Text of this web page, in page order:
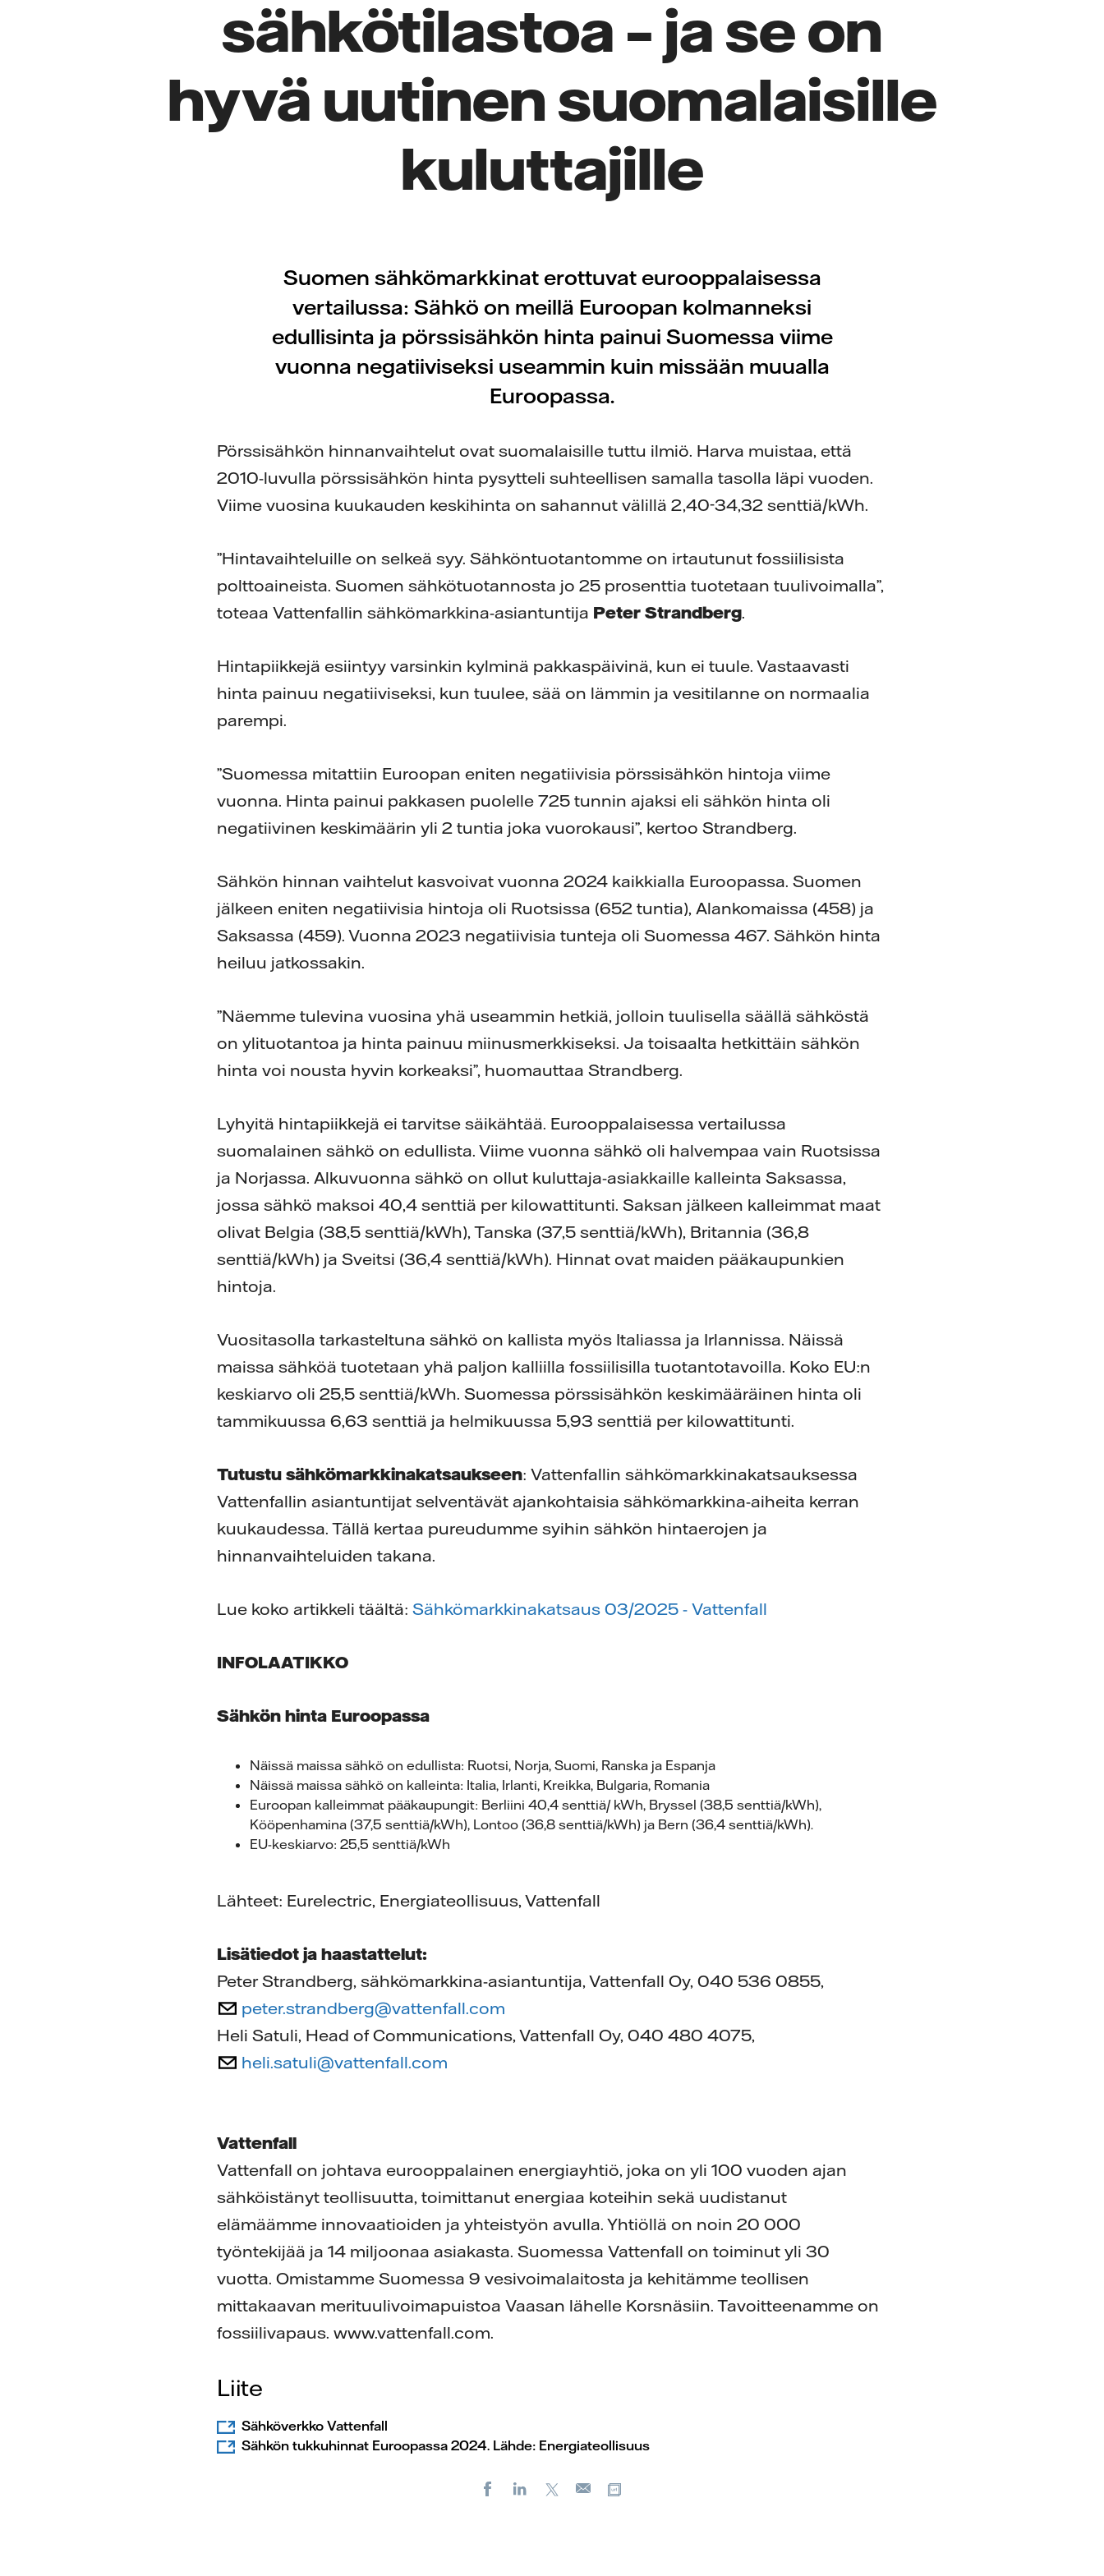
sähkötilastoa – ja se on
hyvä uutinen suomalaisille
kuluttajille
Suomen sähkömarkkinat erottuvat eurooppalaisessa
vertailussa: Sähkö on meillä Euroopan kolmanneksi
edullisinta ja pörssisähkön hinta painui Suomessa viime
vuonna negatiiviseksi useammin kuin missään muualla
Euroopassa.
Pörssisähkön hinnanvaihtelut ovat suomalaisille tuttu ilmiö. Harva muistaa, että
2010-luvulla pörssisähkön hinta pysytteli suhteellisen samalla tasolla läpi vuoden.
Viime vuosina kuukauden keskihinta on sahannut välillä 2,40-34,32 senttiä/kWh.
”Hintavaihteluille on selkeä syy. Sähköntuotantomme on irtautunut fossiilisista
polttoaineista. Suomen sähkötuotannosta jo 25 prosenttia tuotetaan tuulivoimalla”,
toteaa Vattenfallin sähkömarkkina-asiantuntija Peter Strandberg.
Hintapiikkejä esiintyy varsinkin kylminä pakkaspäivinä, kun ei tuule. Vastaavasti
hinta painuu negatiiviseksi, kun tuulee, sää on lämmin ja vesitilanne on normaalia
parempi.
”Suomessa mitattiin Euroopan eniten negatiivisia pörssisähkön hintoja viime
vuonna. Hinta painui pakkasen puolelle 725 tunnin ajaksi eli sähkön hinta oli
negatiivinen keskimäärin yli 2 tuntia joka vuorokausi”, kertoo Strandberg.
Sähkön hinnan vaihtelut kasvoivat vuonna 2024 kaikkialla Euroopassa. Suomen
jälkeen eniten negatiivisia hintoja oli Ruotsissa (652 tuntia), Alankomaissa (458) ja
Saksassa (459). Vuonna 2023 negatiivisia tunteja oli Suomessa 467. Sähkön hinta
heiluu jatkossakin.
”Näemme tulevina vuosina yhä useammin hetkiä, jolloin tuulisella säällä sähköstä
on ylituotantoa ja hinta painuu miinusmerkkiseksi. Ja toisaalta hetkittäin sähkön
hinta voi nousta hyvin korkeaksi”, huomauttaa Strandberg.
Lyhyitä hintapiikkejä ei tarvitse säikähtää. Eurooppalaisessa vertailussa
suomalainen sähkö on edullista. Viime vuonna sähkö oli halvempaa vain Ruotsissa
ja Norjassa. Alkuvuonna sähkö on ollut kuluttaja-asiakkaille kalleinta Saksassa,
jossa sähkö maksoi 40,4 senttiä per kilowattitunti. Saksan jälkeen kalleimmat maat
olivat Belgia (38,5 senttiä/kWh), Tanska (37,5 senttiä/kWh), Britannia (36,8
senttiä/kWh) ja Sveitsi (36,4 senttiä/kWh). Hinnat ovat maiden pääkaupunkien
hintoja.
Vuositasolla tarkasteltuna sähkö on kallista myös Italiassa ja Irlannissa. Näissä
maissa sähköä tuotetaan yhä paljon kalliilla fossiilisilla tuotantotavoilla. Koko EU:n
keskiarvo oli 25,5 senttiä/kWh. Suomessa pörssisähkön keskimääräinen hinta oli
tammikuussa 6,63 senttiä ja helmikuussa 5,93 senttiä per kilowattitunti.
Tutustu sähkömarkkinakatsaukseen: Vattenfallin sähkömarkkinakatsauksessa
Vattenfallin asiantuntijat selventävät ajankohtaisia sähkömarkkina-aiheita kerran
kuukaudessa. Tällä kertaa pureudumme syihin sähkön hintaerojen ja
hinnanvaihteluiden takana.
Lue koko artikkeli täältä: Sähkömarkkinakatsaus 03/2025 - Vattenfall
INFOLAATIKKO
Sähkön hinta Euroopassa
Näissä maissa sähkö on edullista: Ruotsi, Norja, Suomi, Ranska ja Espanja
Näissä maissa sähkö on kalleinta: Italia, Irlanti, Kreikka, Bulgaria, Romania
Euroopan kalleimmat pääkaupungit: Berliini 40,4 senttiä/ kWh, Bryssel (38,5 senttiä/kWh),
Kööpenhamina (37,5 senttiä/kWh), Lontoo (36,8 senttiä/kWh) ja Bern (36,4 senttiä/kWh).
EU-keskiarvo: 25,5 senttiä/kWh
Lähteet: Eurelectric, Energiateollisuus, Vattenfall
Lisätiedot ja haastattelut:
Peter Strandberg, sähkömarkkina-asiantuntija, Vattenfall Oy, 040 536 0855,
peter.strandberg@vattenfall.com
Heli Satuli, Head of Communications, Vattenfall Oy, 040 480 4075,
heli.satuli@vattenfall.com
Vattenfall
Vattenfall on johtava eurooppalainen energiayhtiö, joka on yli 100 vuoden ajan
sähköistänyt teollisuutta, toimittanut energiaa koteihin sekä uudistanut
elämäämme innovaatioiden ja yhteistyön avulla. Yhtiöllä on noin 20 000
työntekijää ja 14 miljoonaa asiakasta. Suomessa Vattenfall on toiminut yli 30
vuotta. Omistamme Suomessa 9 vesivoimalaitosta ja kehitämme teollisen
mittakaavan merituulivoimapuistoa Vaasan lähelle Korsnäsiin. Tavoitteenamme on
fossiilivapaus. www.vattenfall.com.
Liite
Sähköverkko Vattenfall
Sähkön tukkuhinnat Euroopassa 2024. Lähde: Energiateollisuus
FacebookLinkedIn
X Sähköposti